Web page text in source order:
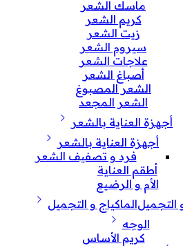
ماسك الشعر
كريم الشعر
زيت الشعر
سيروم الشعر
علاجات الشعر
أصباغ الشعر
الشعر المصبوغ
الشعر المجعد
أجهزة العناية بالشعر
أجهزة العناية بالشعر
فرد و تصفيف الشعر
أطقم العناية
الأم و الرضيع
الماكياج و التجميل
الوجه
كريم الأساس